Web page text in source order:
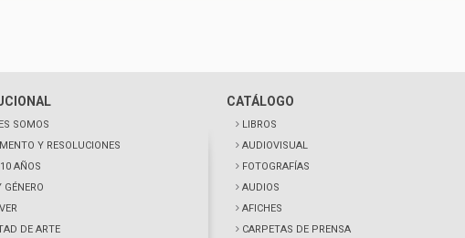
SOMOS
Y RESOLUCIONES
AÑOS
GÉNERO
DE ARTE
CATÁLOGO
LIBROS
AUDIOVISUAL
FOTOGRAFÍAS
AUDIOS
AFICHES
CARPETAS DE PRENSA